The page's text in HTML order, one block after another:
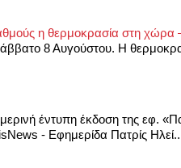
η θερμοκρασία στη χώρα
8 Αυγούστου. Η
έντυπη έκδοση της εφ.
- Εφημερίδα Πατρίς